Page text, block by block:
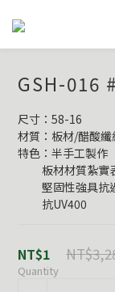
GSH-016
尺寸：58-16
材質：板材/醋酸纖
特色：半手工製作
板材材
堅固性
          抗UV400
NT$1
Quantity